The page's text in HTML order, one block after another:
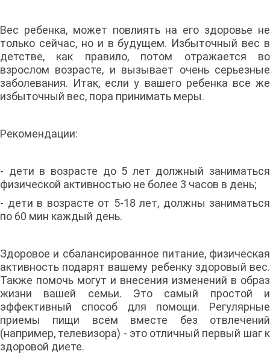
Вес ребенка, может повлиять на его здоровье не
только сейчас, но и в будущем. Избыточный вес в
детстве, как правило, потом отражается во
взрослом возрасте, и вызывает очень серьезные
заболевания. Итак, если у вашего ребенка все же
избыточный вес, пора принимать меры.
Рекомендации:
- дети в возрасте до 5 лет должный заниматься
физической активностью не более 3 часов в день;
- дети в возрасте от 5-18 лет, должны заниматься
по 60 мин каждый день.
Здоровое и сбалансированное питание, физическая
активность подарят вашему ребенку здоровый вес.
Также помочь могут и внесения изменений в образ
жизни вашей семьи. Это самый простой и
эффективный способ для помощи. Регулярные
приемы пищи всем вместе без отвлечений
(например, телевизора) - это отличный первый шаг к
здоровой диете.